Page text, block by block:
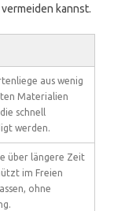
kannst.
aus wenig
Materialien
schnell
werden.
über längere Zeit
im Freien
ohne